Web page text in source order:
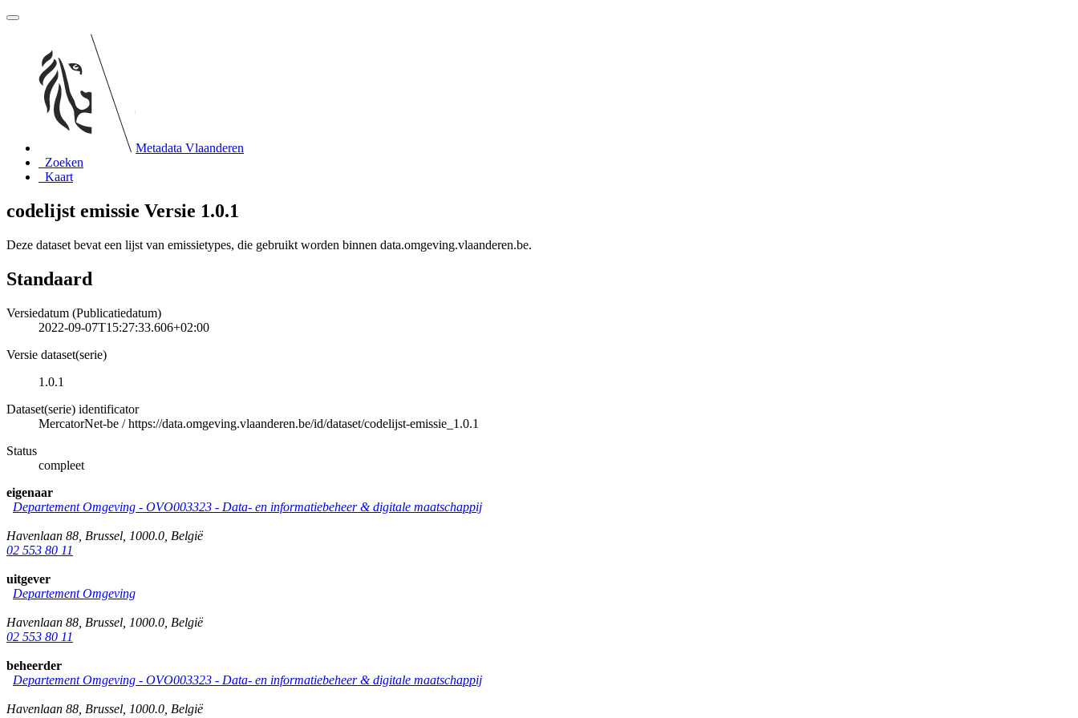
Metadata Vlaanderen
Zoeken
Kaart
codelijst emissie Versie 1.0.1
Deze dataset bevat een lijst van emissietypes, die gebruikt worden binnen data.omgeving.vlaanderen.be.
Standaard
Versiedatum (Publicatiedatum)
2022-09-07T15:27:33.606+02:00
Versie dataset(serie)
1.0.1
Dataset(serie) identificator
MercatorNet-be /https://data.omgeving.vlaanderen.be/id/dataset/codelijst-emissie_1.0.1
Status
compleet
eigenaar
Departement Omgeving - OVO003323 - Data- en informatiebeheer & digitale maatschappij
Havenlaan 88 Brussel 1000.0 België
02 553 80 11
uitgever
Departement Omgeving
Havenlaan 88 Brussel 1000.0 België
02 553 80 11
beheerder
Departement Omgeving - OVO003323 - Data- en informatiebeheer & digitale maatschappij
Havenlaan 88 Brussel 1000.0 België